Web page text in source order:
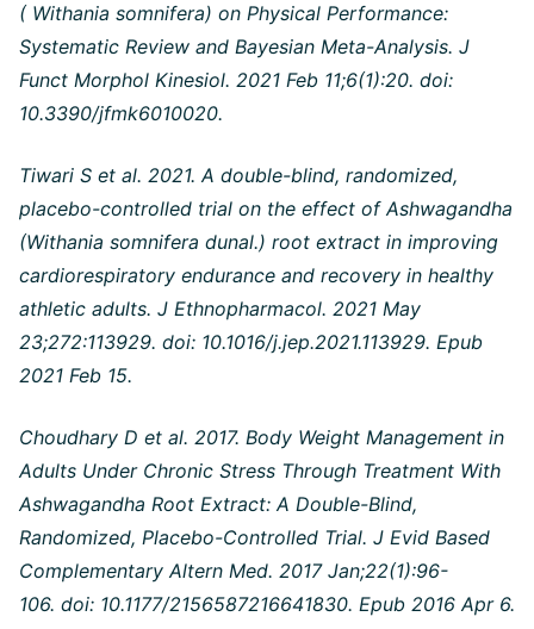
( Withania somnifera) on Physical Performance:
Systematic Review and Bayesian Meta-Analysis. J
Funct Morphol Kinesiol. 2021 Feb 11;6(1):20. doi:
10.3390/jfmk6010020.
Tiwari S et al. 2021. A double-blind, randomized,
placebo-controlled trial on the effect of Ashwagandha
(Withania somnifera dunal.) root extract in improving
cardiorespiratory endurance and recovery in healthy
athletic adults. J Ethnopharmacol. 2021 May
23;272:113929. doi: 10.1016/j.jep.2021.113929. Epub
2021 Feb 15.
Choudhary D et al. 2017. Body Weight Management in
Adults Under Chronic Stress Through Treatment With
Ashwagandha Root Extract: A Double-Blind,
Randomized, Placebo-Controlled Trial. J Evid Based
Complementary Altern Med. 2017 Jan;22(1):96-
106. doi: 10.1177/2156587216641830. Epub 2016 Apr 6.